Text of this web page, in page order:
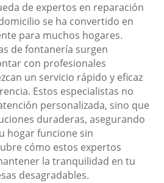
de expertos en reparación
se ha convertido en
para muchos hogares.
de fontanería surgen
con profesionales
un servicio rápido y eficaz
Estos especialistas no
personalizada, sino que
duraderas, asegurando
hogar funcione sin
cómo estos expertos
la tranquilidad en tu
desagradables.